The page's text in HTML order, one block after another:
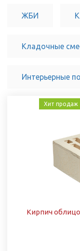
ЖБИ
Кладочные
Интерьерные
Хит продаж
Кирпич